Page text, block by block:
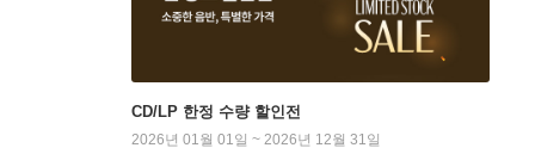
CD/LP 한정 수량 할인전
2026년 01월 01일 ~ 2026년 12월 31일